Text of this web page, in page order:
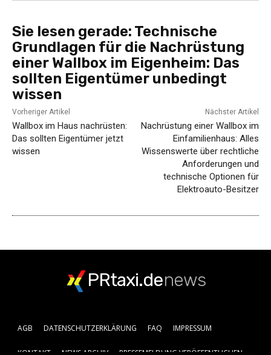
Sie lesen gerade: Technische
Grundlagen für die Nachrüstung
einer Wallbox im Eigenheim: Das
sollten Eigentümer unbedingt
wissen
Vorheriger Artikel
Wallbox im Haus nachrüsten:
Das sollten Eigentümer jetzt
wissen
Nächster Artikel
Nachrüstung einer Wallbox im
Einfamilienhaus: Alles
Wissenswerte über rechtliche
Anforderungen und
technische Optionen für
Elektroauto-Besitzer
PRtaxi.denews
AGB DATENSCHUTZERKLÄRUNG FAQ IMPRESSUM
KONTAKT NEWS ARCHIV PRESSEMELDUNG VERÖFFENTLICHEN